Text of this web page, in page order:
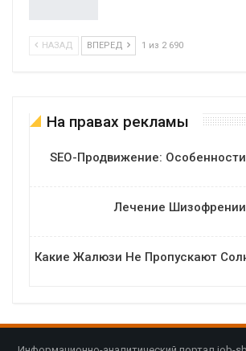
НАЗАД ВПЕРЕД 1 из 2 690
На правах рекламы
SEO-Продвижение:
Лечение Шизофрении
Какие Жалюзи Не Пропускают